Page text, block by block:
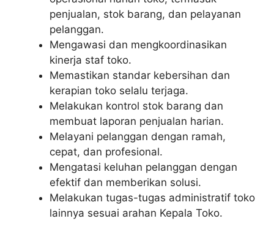
penjualan, stok barang, dan pelayanan
pelanggan.
Mengawasi dan mengkoordinasikan
kinerja staf toko.
Memastikan standar kebersihan dan
kerapian toko selalu terjaga.
Melakukan kontrol stok barang dan
membuat laporan penjualan harian.
Melayani pelanggan dengan ramah,
cepat, dan profesional.
Mengatasi keluhan pelanggan dengan
efektif dan memberikan solusi.
Melakukan tugas-tugas administratif toko
lainnya sesuai arahan Kepala Toko.